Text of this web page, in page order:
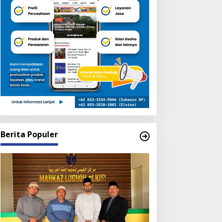
Berita Populer